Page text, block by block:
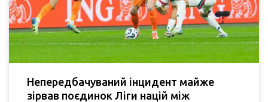
Непередбачуваний інцидент майже
зірвав поєдинок Ліги націй між